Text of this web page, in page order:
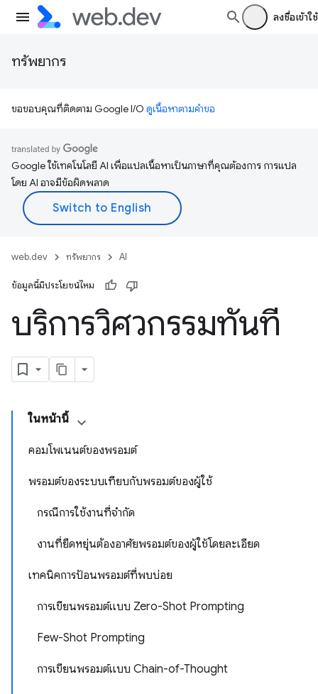
ลงชื่อเข้าใช้
ทรัพยากร
ขอขอบคุณที่ติดตาม Google I/O ดูเนื้อหาตามคำขอ
Google ใช้เทคโนโลยี AI เพื่อแปลเนื้อหาเป็นภาษาที่คุณต้องการ การแปล
โดย AI อาจมีข้อผิดพลาด
web.dev ทรัพยากร AI
ข้อมูลนี้มีประโยชน์ไหม
บริการวิศวกรรมทันที
ในหน้านี้
คอมโพเนนต์ของพรอมต์
พรอมต์ของระบบเทียบกับพรอมต์ของผู้ใช้
กรณีการใช้งานที่จำกัด
งานที่ยืดหยุ่นต้องอาศัยพรอมต์ของผู้ใช้โดยละเอียด
เทคนิคการป้อนพรอมต์ที่พบบ่อย
การเขียนพรอมต์แบบ Zero-Shot Prompting
Few-Shot Prompting
การเขียนพรอมต์แบบ Chain-of-Thought